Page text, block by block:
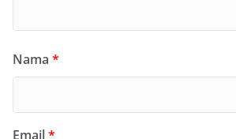
Nama *
Email*